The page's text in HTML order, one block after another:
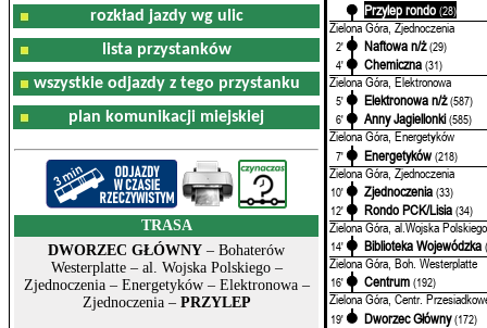
rozkład jazdy wg ulic
lista przystanków
wszystkie odjazdy z tego przystanku
plan komunikacji miejskiej
TRASA
DWORZEC GŁÓWNY – Bohaterów
Westerplatte – al. Wojska Polskiego –
Zjednoczenia – Energetyków – Elektronowa –
Zjednoczenia – PRZYLEP
Przylep rondo (28)
Zielona Góra, Zjednoczenia
2' Naftowa n/ż (29)
4'
Chemiczna (31)
Zielona Góra, Elektronowa
5' Elektronowa n/ż (587)
6'
Anny Jagiellonki (585)
Zielona Góra, Energetyków
7' Energetyków (218)
Zielona Góra, Zjednoczenia
10' Zjednoczenia (33)
12'
Rondo PCK/Lisia (34)
Zielona Góra, al.Wojska Polskiego
14' Biblioteka Wojewódzka
Zielona Góra, Boh. Westerplatte
16' Centrum (192)
Zielona Góra, Centr.
19' Dworzec Główny (172)